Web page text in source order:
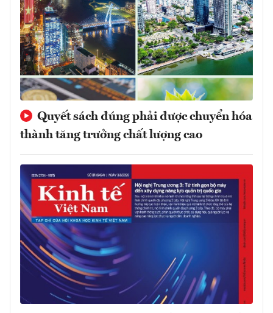
Quyết sách đúng phải được chuyển hóa
thành tăng trưởng chất lượng cao